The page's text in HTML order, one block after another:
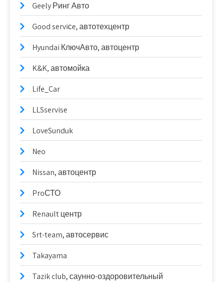
Geely Ринг Авто
Good serviсe, автотехцентр
Hyundai КлючАвто, автоцентр
K&K, автомойка
Life_Car
LLSservise
LoveSunduk
Neo
Nissan, автоцентр
ProСТО
Renault центр
Srt-team, автосервис
Takayama
Tazik club, саунно-оздоровительный